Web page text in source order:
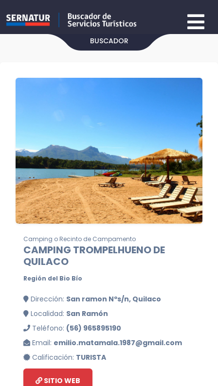
BUSCADOR
Camping o Recinto de Campamento
CAMPING TROMPELHUENO DE
QUILACO
Región del Bio Bío
Dirección: San ramon Nºs/n, Quilaco
Localidad: San Ramón
Teléfono: (56) 965895190
Email: emilio.matamala.1987@gmail.com
Calificación: TURISTA
SITIO WEB